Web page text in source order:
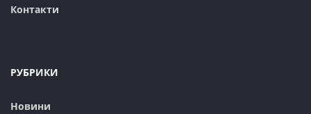
Контакти
РУБРИКИ
Новини